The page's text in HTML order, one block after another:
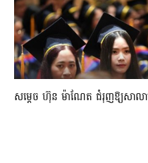
សម្តេច ហ៊ុន ម៉ាណែត ជំរុញឱ្យសា